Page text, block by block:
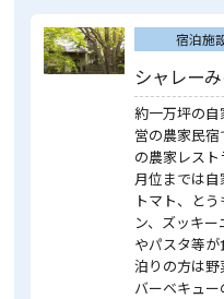
宿泊施
シャレー
約一万坪の
営の農家民
の農家レス
月位までは
トマト、と
ン、ズッキ
やパスタ等
泊りの方は野
バーベキュー